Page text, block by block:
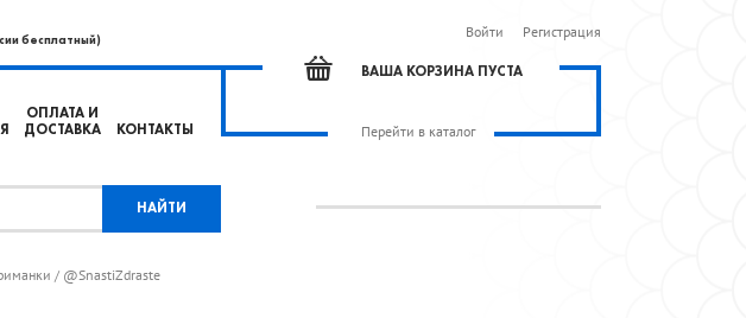
бесплатный) Войти Регистрация
ВАША КОРЗИНА ПУСТА
Перейти в каталог
ОПЛАТА И
ДОСТАВКА
КОНТАКТЫ
/ @SnastiZdraste